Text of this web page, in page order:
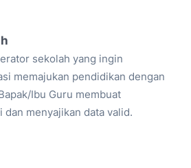
sekolah yang ingin
memajukan pendidikan dengan
Ibu Guru membuat
dan menyajikan data valid.